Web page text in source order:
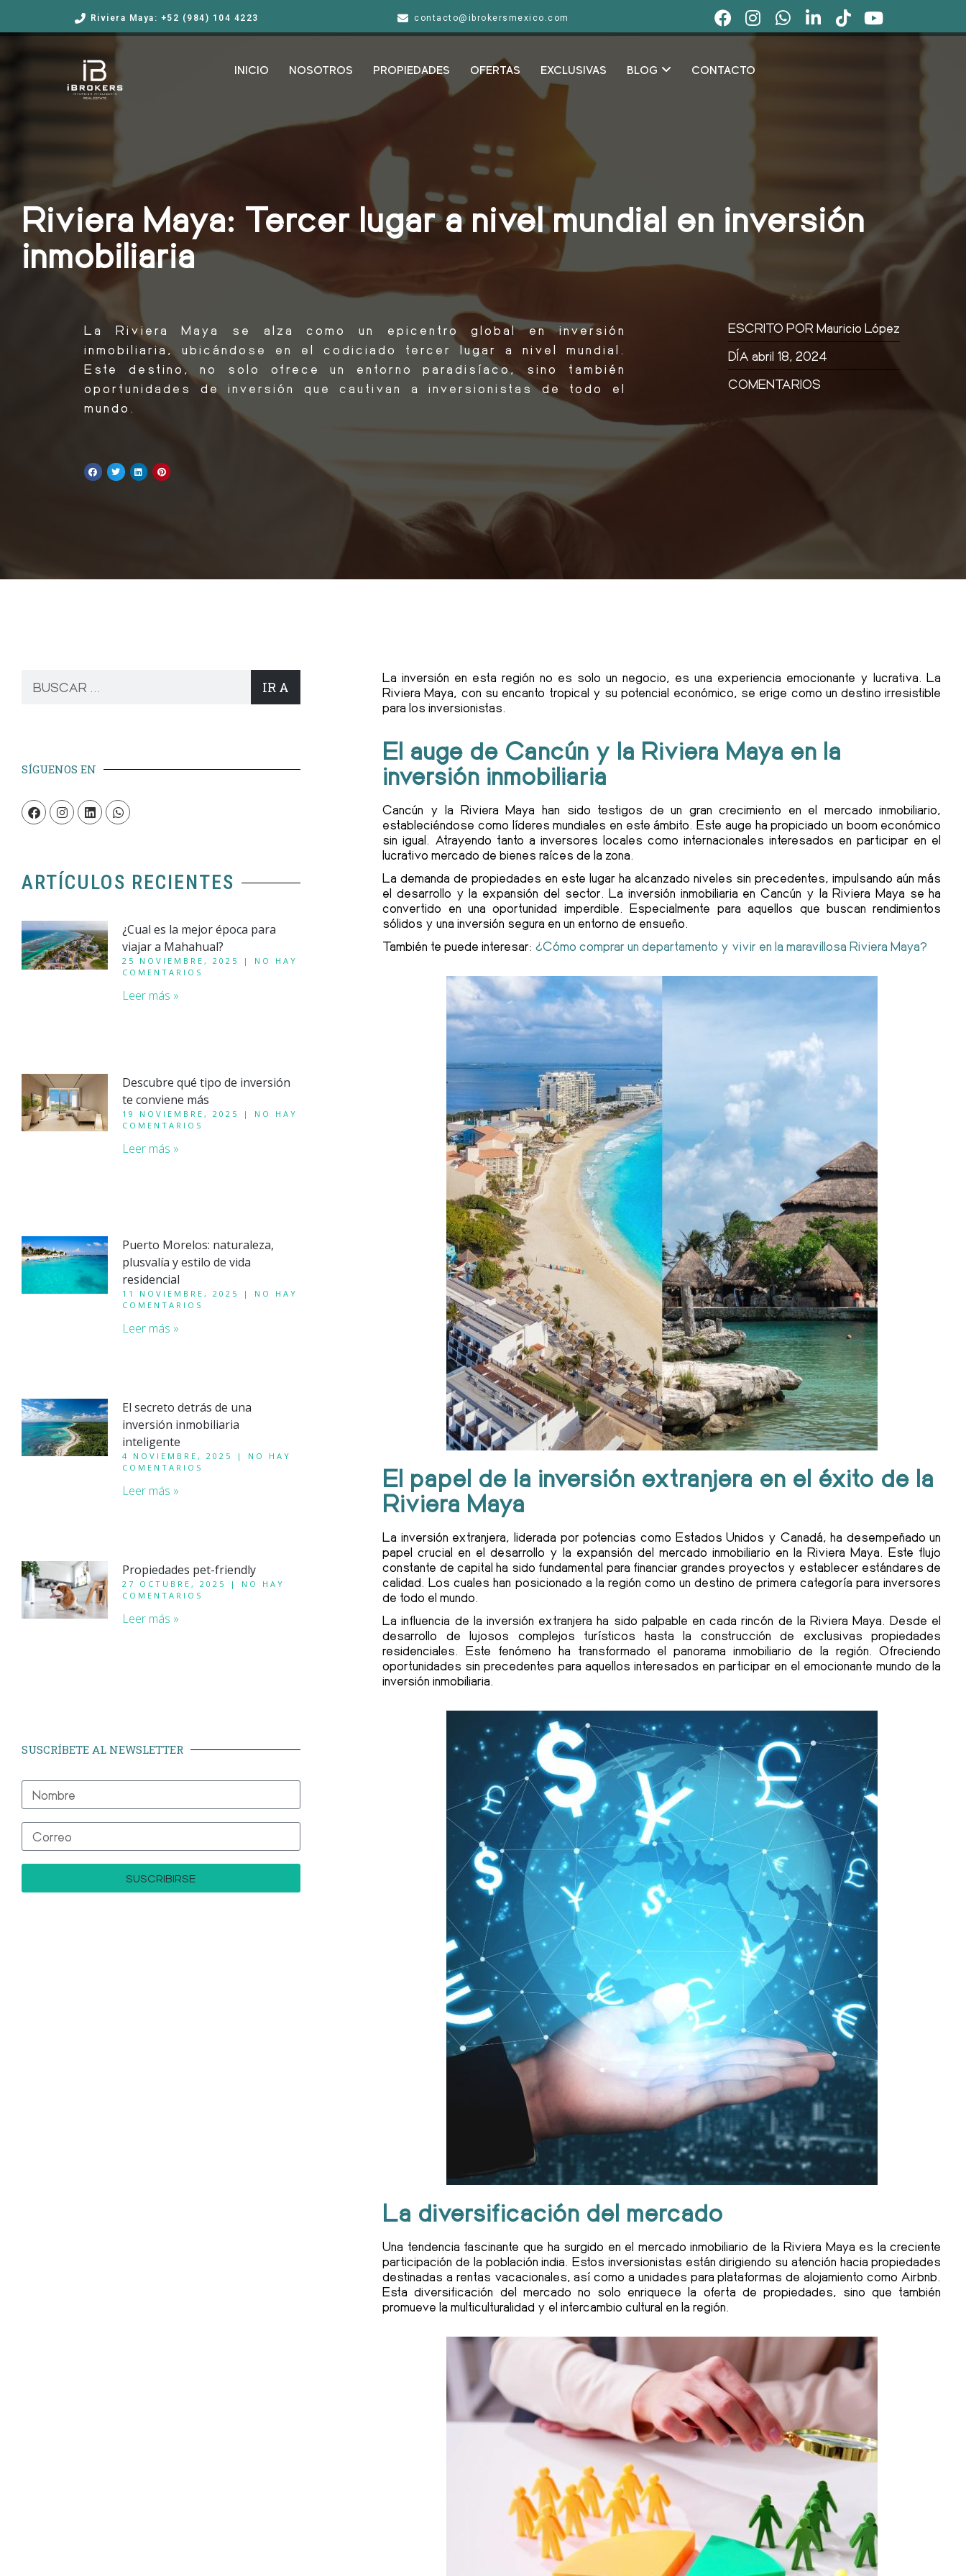
Riviera Maya: +52 (984) 104 4223 contacto@ibrokersmexico.com
INICIO NOSOTROS PROPIEDADES OFERTAS EXCLUSIVAS BLOG CONTACTO
Riviera Maya: Tercer lugar a nivel mundial en inversión
inmobiliaria
La Riviera Maya se alza como un epicentro global en inversión
inmobiliaria, ubicándose en el codiciado tercer lugar a nivel mundial.
Este destino, no solo ofrece un entorno paradisíaco, sino también
oportunidades de inversión que cautivan a inversionistas de todo el
mundo.
ESCRITO POR Mauricio López
DÍA abril 18, 2024
COMENTARIOS
IR A
SÍGUENOS EN
ARTÍCULOS RECIENTES
¿Cual es la mejor época para
viajar a Mahahual?
25 NOVIEMBRE, 2025
NO HAY
COMENTARIOS
Leer más »
Descubre qué tipo de inversión
te conviene más
19 NOVIEMBRE, 2025
NO HAY
COMENTARIOS
Leer más »
Puerto Morelos: naturaleza,
plusvalía y estilo de vida
residencial
11 NOVIEMBRE, 2025
NO HAY
COMENTARIOS
Leer más »
El secreto detrás de una
inversión inmobiliaria
inteligente
4 NOVIEMBRE, 2025
NO HAY
COMENTARIOS
Leer más »
Propiedades pet-friendly
27 OCTUBRE, 2025
NO HAY
COMENTARIOS
Leer más »
SUSCRÍBETE AL NEWSLETTER
SUSCRIBIRSE
La inversión en esta región no es solo un negocio, es una experiencia emocionante y lucrativa. La
Riviera Maya, con su encanto tropical y su potencial económico, se erige como un destino irresistible
para los inversionistas.
El auge de Cancún y la Riviera Maya en la
inversión inmobiliaria
Cancún y la Riviera Maya han sido testigos de un gran crecimiento en el mercado inmobiliario,
estableciéndose como líderes mundiales en este ámbito. Este auge ha propiciado un boom económico
sin igual. Atrayendo tanto a inversores locales como internacionales interesados en participar en el
lucrativo mercado de bienes raíces de la zona.
La demanda de propiedades en este lugar ha alcanzado niveles sin precedentes, impulsando aún más
el desarrollo y la expansión del sector. La inversión inmobiliaria en Cancún y la Riviera Maya se ha
convertido en una oportunidad imperdible. Especialmente para aquellos que buscan rendimientos
sólidos y una inversión segura en un entorno de ensueño.
También te puede interesar:¿Cómo comprar un departamento y vivir en la maravillosa Riviera Maya?
El papel de la inversión extranjera en el éxito de la
Riviera Maya
La inversión extranjera, liderada por potencias como Estados Unidos y Canadá, ha desempeñado un
papel crucial en el desarrollo y la expansión del mercado inmobiliario en la Riviera Maya. Este flujo
constante de capital ha sido fundamental para financiar grandes proyectos y establecer estándares de
calidad. Los cuales han posicionado a la región como un destino de primera categoría para inversores
de todo el mundo.
La influencia de la inversión extranjera ha sido palpable en cada rincón de la Riviera Maya. Desde el
desarrollo de lujosos complejos turísticos hasta la construcción de exclusivas propiedades
residenciales. Este fenómeno ha transformado el panorama inmobiliario de la región. Ofreciendo
oportunidades sin precedentes para aquellos interesados en participar en el emocionante mundo de la
inversión inmobiliaria.
La diversificación del mercado
Una tendencia fascinante que ha surgido en el mercado inmobiliario de la Riviera Maya es la creciente
participación de la población india. Estos inversionistas están dirigiendo su atención hacia propiedades
destinadas a rentas vacacionales, así como a unidades para plataformas de alojamiento como Airbnb.
Esta diversificación del mercado no solo enriquece la oferta de propiedades, sino que también
promueve la multiculturalidad y el intercambio cultural en la región.